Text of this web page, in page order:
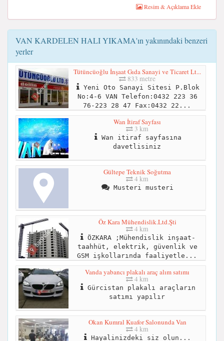
Resim & Açıklama Ekle
VAN KARDELEN HALI YIKAMA'ın yakınındaki benzeri
yerler
Tütüncüoğlu İnşaat Gıda Sanayi ve Ticaret Lt...
833 metre
Yeni Oto Sanayi Sitesi P.Blok
No:4-6 VAN Telefon:0432 223 36
76-223 28 47 Fax:0432 22...
Wan İtiraf Sayfası
3 km
Wan itiraf sayfasına
davetlisiniz
Gültepe Teknik Soğutma
4 km
Musteri musteri
Öz Kara Mühendislik.Ltd.Şti
4 km
ÖZKARA ;Mühendislik inşaat-
taahhüt, elektrik, güvenlik ve
GSM işkollarında faaliyetle...
Vanda yabancı plakalı araç alım satımı
4 km
Gürcistan plakalı araçların
satımı yapılır
Okan Kumral Kuafor Salonunda Van
4 km
Hayalinizdeki siz olun...